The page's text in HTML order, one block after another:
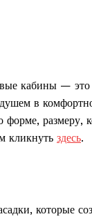
кабины — это
в
размеру,
кликнуть здесь.
которые